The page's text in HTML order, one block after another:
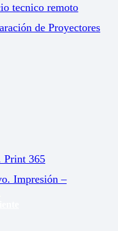
tecnico remoto
de Proyectores
Print 365
Impresión –